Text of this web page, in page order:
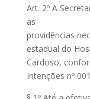
Art. 2º A
as
providências
estadual do
Cardoso,
Intenções nº